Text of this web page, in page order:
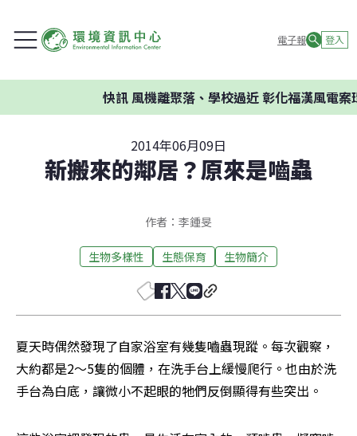
電子報 登入
風機離聚落、學校過近 彰化福漢風電案環委
2014年06月09日
新搬來的鄰居？原來是嚙蟲
作者：李鍾旻
生物多樣性 生態保育 生物簡介
夏天時偶然發現了自家浴室有幾隻嚙蟲現蹤。每次觀察，
大約都是2～5隻的個體，在洗手台上緩慢爬行。也由於洗
手台為白底，讓微小不起眼的牠們反倒顯得有些突出。